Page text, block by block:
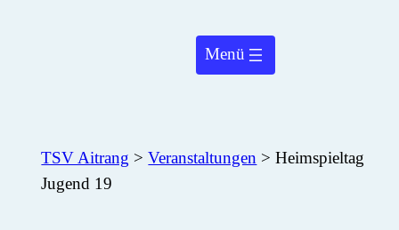
TSV Aitrang >Veranstaltungen >Heimspieltag
Jugend 19